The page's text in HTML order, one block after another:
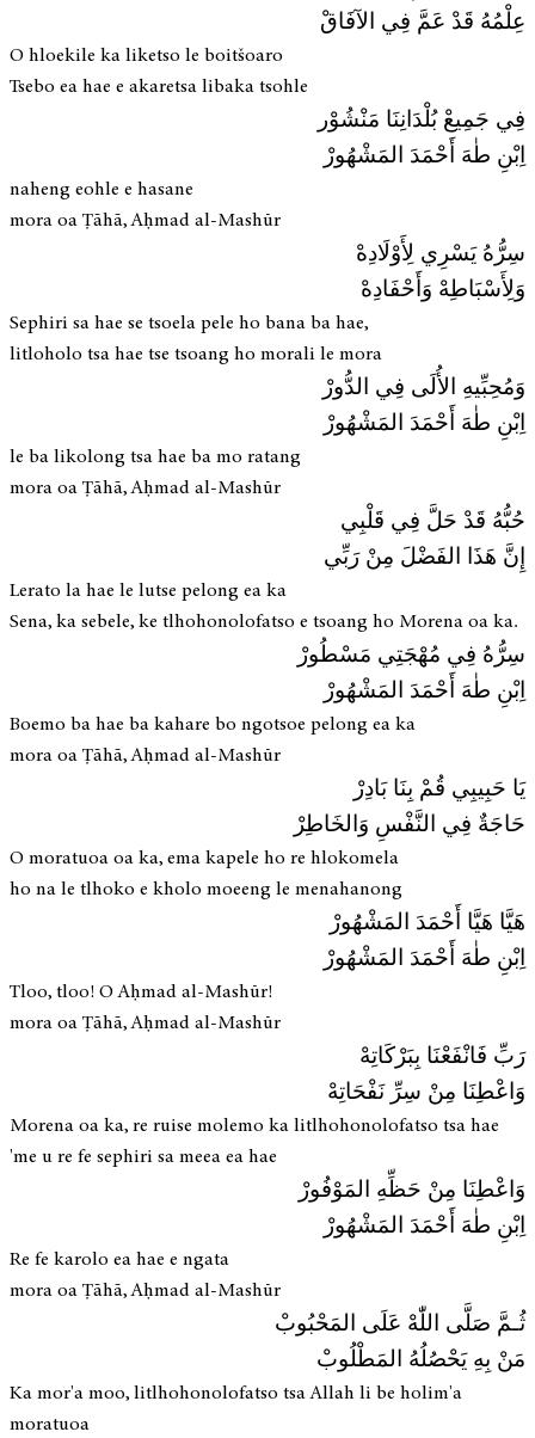
عِلْمُهُ قَدْ عَمَّ فِي الآفَاقْ
O hloekile ka liketso le boitšoaro
Tsebo ea hae e akaretsa libaka tsohle
فِي جَمِيعْ بُلْدَانِنَا مَنْشُوْر
اِبْنِ طٰهَ أَحْمَدَ المَشْهُورْ
naheng eohle e hasane
mora oa Ṭāhā, Aḥmad al-Mashūr
سِرُّهُ يَسْرِي لِأَوْلَادِهْ
وَلِأَسْبَاطِهْ وَأَحْفَادِهْ
Sephiri sa hae se tsoela pele ho bana ba hae,
litloholo tsa hae tse tsoang ho morali le mora
وَمُحِبِّيهِ الأُلَى فِي الدُّورْ
اِبْنِ طٰهَ أَحْمَدَ المَشْهُورْ
le ba likolong tsa hae ba mo ratang
mora oa Ṭāhā, Aḥmad al-Mashūr
حُبُّهُ قَدْ حَلَّ فِي قَلْبِي
إِنَّ هَذَا الفَضْلَ مِنْ رَبِّي
Lerato la hae le lutse pelong ea ka
Sena, ka sebele, ke tlhohonolofatso e tsoang ho Morena oa ka.
سِرُّهُ فِي مُهْجَتِي مَسْطُورْ
اِبْنِ طٰهَ أَحْمَدَ المَشْهُورْ
Boemo ba hae ba kahare bo ngotsoe pelong ea ka
mora oa Ṭāhā, Aḥmad al-Mashūr
يَا حَبِيبِي قُمْ بِنَا بَادِرْ
حَاجَةٌ فِي النَّفْسِ وَالخَاطِرْ
O moratuoa oa ka, ema kapele ho re hlokomela
ho na le tlhoko e kholo moeeng le menahanong
هَيَّا هَيَّا أَحْمَدَ المَشْهُورْ
اِبْنِ طٰهَ أَحْمَدَ المَشْهُورْ
Tloo, tloo! O Aḥmad al-Mashūr!
mora oa Ṭāhā, Aḥmad al-Mashūr
رَبِّ فَانْفَعْنَا بِبَرْكَاتِهْ
وَاعْطِنَا مِنْ سِرِّ نَفْحَاتِهْ
Morena oa ka, re ruise molemo ka litlhohonolofatso tsa hae
'me u re fe sephiri sa meea ea hae
وَاعْطِنَا مِنْ حَظِّهِ المَوْفُورْ
اِبْنِ طٰهَ أَحْمَدَ المَشْهُورْ
Re fe karolo ea hae e ngata
mora oa Ṭāhā, Aḥmad al-Mashūr
ثُـمَّ صَلَّى اللّٰهْ عَلَى المَحْبُوبْ
مَنْ بِهِ يَحْصُلُهُ المَطْلُوبْ
Ka mor'a moo, litlhohonolofatso tsa Allah li be holim'a
moratuoa